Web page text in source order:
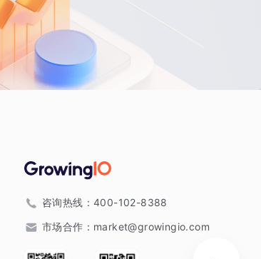
咨询热线： 400-102-8388
市场合作： market@growingio.com